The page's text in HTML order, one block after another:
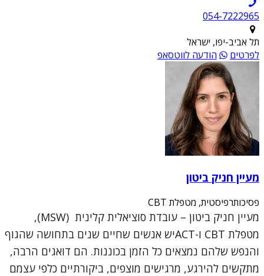
054-7222965
תל אביב-יפו, ישראל
לפרטים
הודעה לווטסאפ
מעיין חניק ביטון
פסיכותרפיסטית, מטפלת CBT
מעיין חניק ביטון – עובדת סוציאלית קלינית (MSW),
מטפלת CBT ו-ACTיש אנשים שחיים שנים בתחושה שהגוף
והנפש שלהם נמצאים כל הזמן בכוננות. הם דואגים הרבה,
מתקשים להירגע, מרגישים מוצפים, ביקורתיים כלפי עצמם